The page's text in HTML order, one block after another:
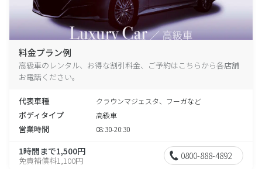
料金プラン例
高級車のレンタル、お得な割引料金、ご予約はこちらから各店舗
お電話ください。
代表車種 クラウンマジェスタ、フーガなど
ボディタイプ 高級車
営業時間 08:30-20:30
1時間まで1,500円
免責補償料1,100円 0800-888-4892